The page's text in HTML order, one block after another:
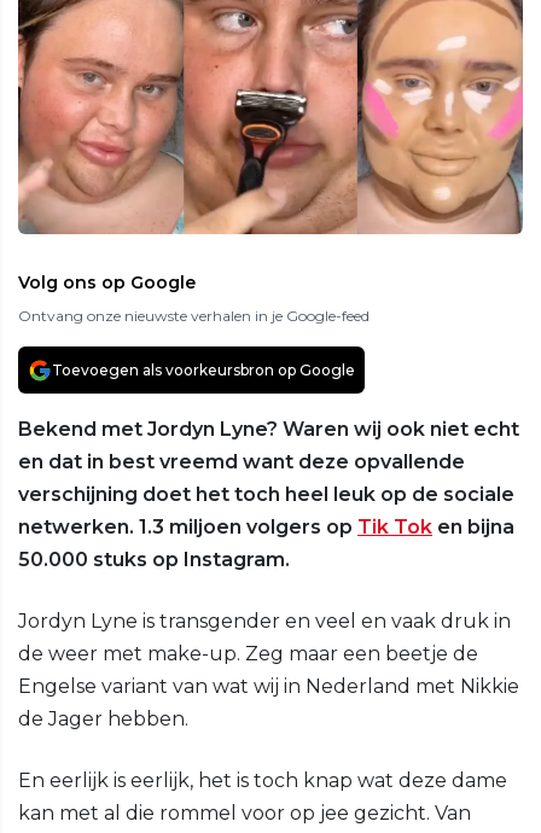
Volg ons op Google
Ontvang onze nieuwste verhalen in je Google-feed
Toevoegen als voorkeursbron op Google
Bekend met Jordyn Lyne? Waren wij ook niet echt
en dat in best vreemd want deze opvallende
verschijning doet het toch heel leuk op de sociale
netwerken. 1.3 miljoen volgers op Tik Tok en bijna
50.000 stuks op Instagram.
Jordyn Lyne is transgender en veel en vaak druk in
de weer met make-up. Zeg maar een beetje de
Engelse variant van wat wij in Nederland met Nikkie
de Jager hebben.
En eerlijk is eerlijk, het is toch knap wat deze dame
kan met al die rommel voor op jee gezicht. Van